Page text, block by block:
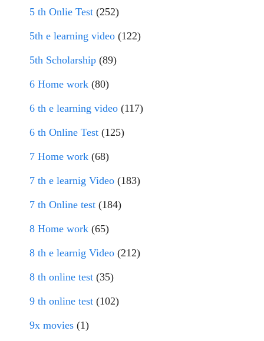
5 th Onlie Test (252)
5th e learning video (122)
5th Scholarship (89)
6 Home work (80)
6 th e learning video (117)
6 th Online Test (125)
7 Home work (68)
7 th e learnig Video (183)
7 th Online test (184)
8 Home work (65)
8 th e learnig Video (212)
8 th online test (35)
9 th online test (102)
9x movies (1)